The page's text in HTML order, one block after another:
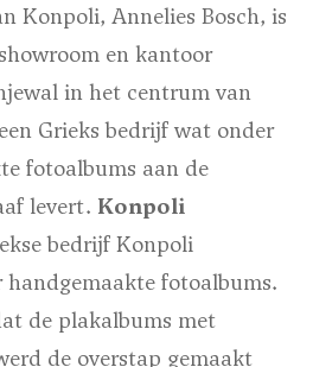
Konpoli, Annelies Bosch, is
en kantoor
in het centrum van
Grieks bedrijf wat onder
fotoalbums aan de
levert. Konpoli
bedrijf Konpoli
fotoalbums.
de plakalbums met
de overstap gemaakt